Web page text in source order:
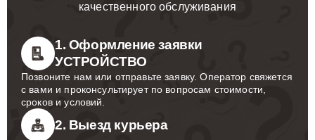
качественного обслуживания
1. Оформление заявки
УСТРОЙСТВО
Позвоните нам или отправьте заявку. Оператор свяжется
с вами и проконсультирует по вопросам стоимости,
сроков и условий.
2. Выезд курьера